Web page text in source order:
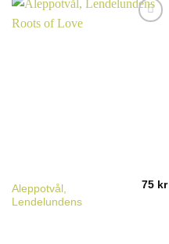
Aleppotvål,
Lendelundens
75 kr